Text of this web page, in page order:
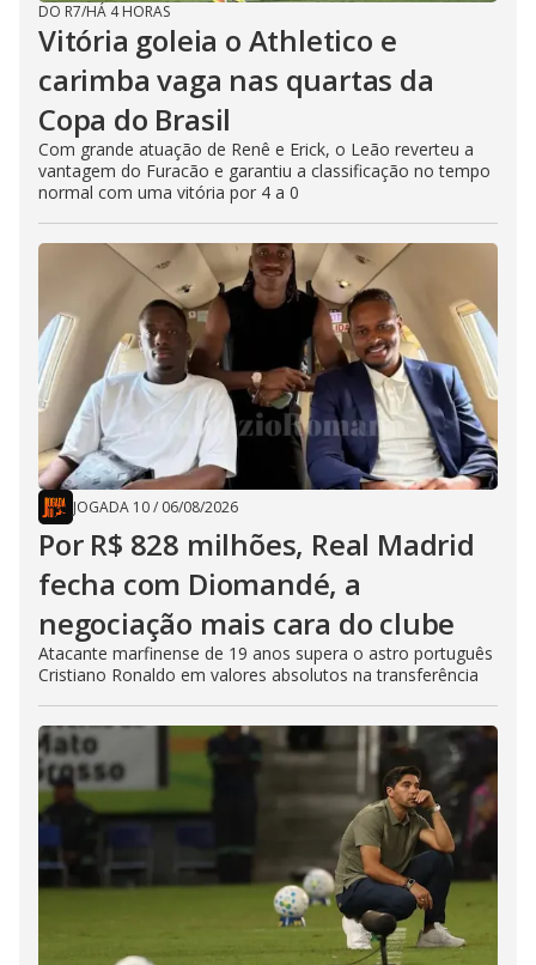
DO R7/HÁ 4 HORAS
Vitória goleia o Athletico e
carimba vaga nas quartas da
Copa do Brasil
Com grande atuação de Renê e Erick, o Leão reverteu a
vantagem do Furacão e garantiu a classificação no tempo
normal com uma vitória por 4 a 0
JOGADA 10/ 06/08/2026
Por R$ 828 milhões, Real Madrid
fecha com Diomandé, a
negociação mais cara do clube
Atacante marfinense de 19 anos supera o astro português
Cristiano Ronaldo em valores absolutos na transferência